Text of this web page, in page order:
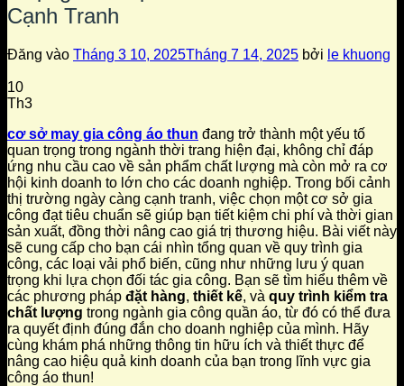
Cạnh Tranh
Đăng vào Tháng 3 10, 2025Tháng 7 14, 2025 bởi le khuong
10
Th3
cơ sở may gia công áo thun đang trở thành một yếu tố
quan trọng trong ngành thời trang hiện đại, không chỉ đáp
ứng nhu cầu cao về sản phẩm chất lượng mà còn mở ra cơ
hội kinh doanh to lớn cho các doanh nghiệp. Trong bối cảnh
thị trường ngày càng cạnh tranh, việc chọn một cơ sở gia
công đạt tiêu chuẩn sẽ giúp bạn tiết kiệm chi phí và thời gian
sản xuất, đồng thời nâng cao giá trị thương hiệu. Bài viết này
sẽ cung cấp cho bạn cái nhìn tổng quan về quy trình gia
công, các loại vải phổ biến, cũng như những lưu ý quan
trọng khi lựa chọn đối tác gia công. Bạn sẽ tìm hiểu thêm về
các phương pháp đặt hàng, thiết kế, và quy trình kiểm tra
chất lượng trong ngành gia công quần áo, từ đó có thể đưa
ra quyết định đúng đắn cho doanh nghiệp của mình. Hãy
cùng khám phá những thông tin hữu ích và thiết thực để
nâng cao hiệu quả kinh doanh của bạn trong lĩnh vực gia
công áo thun!